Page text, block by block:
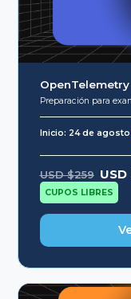
Preparación para
Inicio: 24 de agosto
USD $259 Original
price
was:
USD
$259.
USD
CUPOS LIBRES